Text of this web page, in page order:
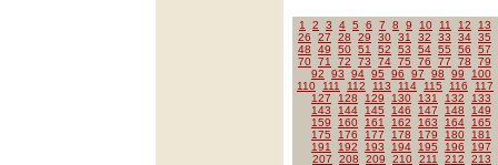
1 2 3 4 5 6 7 8 9 10 11 12
13
26
27 28 29 30 31 32 33 34 35
48
49 50 51 52 53 54 55 56
57
70 71 72 73 74 75 76 77 78
79
92
93 94 95 96 97 98 99
100
110
111 112 113 114 115 116
117
127
128 129 130 131 132
133
143
144 145 146 147 148
149
159
160 161 162 163 164
165
175
176 177 178 179 180
181
191
192 193 194 195 196
197
207
208 209 210 211 212
213